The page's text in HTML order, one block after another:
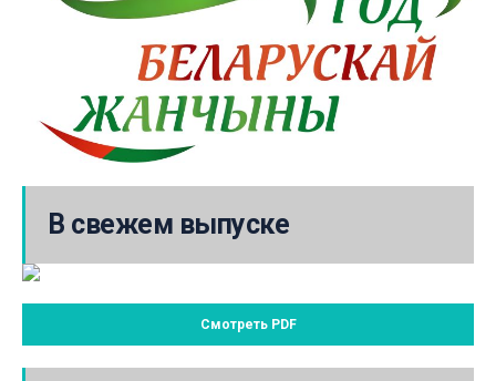
В свежем выпуске
Смотреть PDF